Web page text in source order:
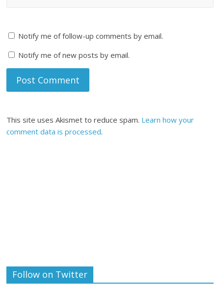
Notify me of follow-up comments by email.
Notify me of new posts by email.
This site uses Akismet to reduce spam. Learn how your
comment data is processed.
Follow on Twitter